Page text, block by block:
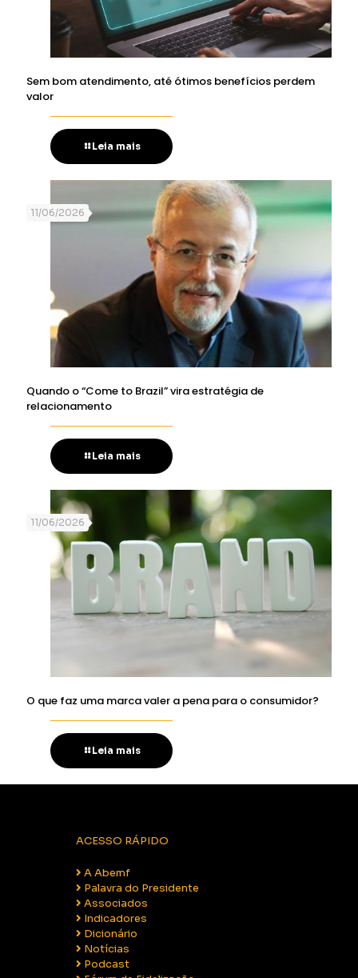
Sem bom atendimento, até ótimos benefícios perdem
valor
Leia mais
11/06/2026
Quando o “Come to Brazil” vira estratégia de
relacionamento
Leia mais
11/06/2026
O que faz uma marca valer a pena para o consumidor?
Leia mais
ACESSO RÁPIDO
A Abemf
Palavra do Presidente
Associados
Indicadores
Dicionário
Notícias
Podcast